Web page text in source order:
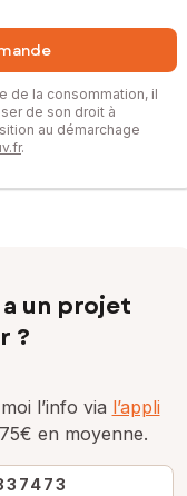
de la consommation, il
de son droit à
au démarchage
.
un projet
?
l’info via l’appli
en moyenne.